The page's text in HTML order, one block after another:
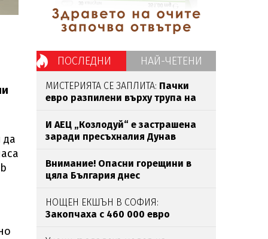
да
ПОСЛЕДНИ НАЙ-ЧЕТЕНИ
МИСТЕРИЯТА СЕ ЗАПЛИТА: Пачки
евро разпилени върху трупа на
И АЕЦ „Козлодуй“ е застрашена
заради пресъхналия Дунав
Внимание! Опасни горещини в
цяла България днес
НОЩЕН ЕКШЪН В СОФИЯ:
Закопчаха с 460 000 евро